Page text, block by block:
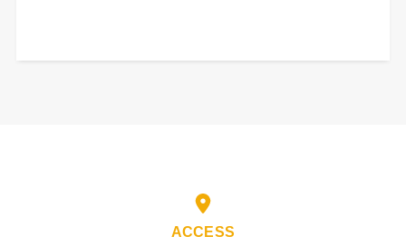
ACCESS